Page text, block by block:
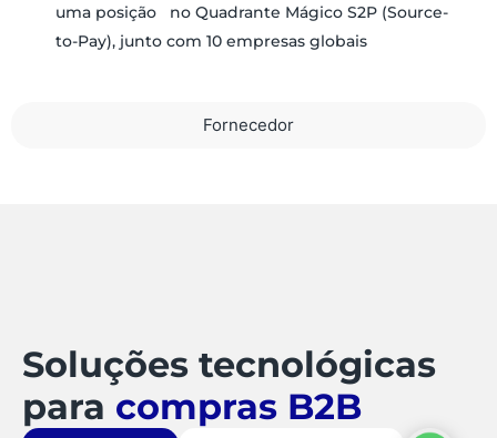
Fornecedor
uma posição no Quadrante Mágico S2P (Source-
to-Pay), junto com 10 empresas globais
Soluções tecnológicas
para compras B2B